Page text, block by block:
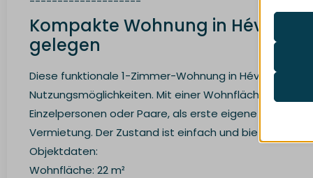
Kompakte Wohnung in Hévíz –
gelegen
Diese funktionale 1-Zimmer-Wohnung in Hévíz bietet
Nutzungsmöglichkeiten. Mit einer Wohnfläche von 22
Einzelpersonen oder Paare, als erste eigene
Vermietung. Der Zustand ist einfach und bietet
Objektdaten:
Wohnfläche: 22 m²
_ga
These